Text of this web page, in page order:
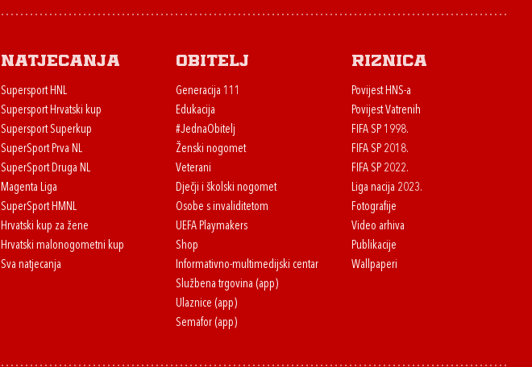
Natjecanja
Supersport HNL
Supersport Hrvatski kup
Supersport Superkup
SuperSport Prva NL
SuperSport Druga NL
Magenta Liga
SuperSport HMNL
Hrvatski kup za žene
Hrvatski malonogometni kup
Sva natjecanja
Obitelj
Generacija 111
Edukacija
#JednaObitelj
Ženski nogomet
Veterani
Dječji i školski nogomet
Osobe s invaliditetom
UEFA Playmakers
Shop
Informativno-multimedijski centar
Službena trgovina (app)
Ulaznice (app)
Semafor (app)
Riznica
Povijest HNS-a
Povijest Vatrenih
FIFA SP 1998.
FIFA SP 2018.
FIFA SP 2022.
Liga nacija 2023.
Fotografije
Video arhiva
Publikacije
Wallpaperi